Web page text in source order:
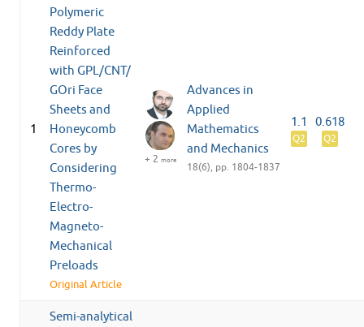
1
Polymeric
Reddy Plate
Reinforced
with GPL/CNT/
GOri Face
Sheets and
Honeycomb
Cores by
Considering
Thermo-
Electro-
Magneto-
Mechanical
Preloads
Original Article
+ 2 more
Advances in
Applied
Mathematics
and Mechanics
18(6), pp. 1804-1837
1.1
Q2
0.618
Q2
Semi-analytical